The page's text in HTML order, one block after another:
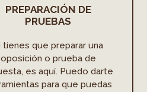
PREPARACIÓN DE
PRUEBAS
tienes que preparar una
oposición o prueba de
es aquí. Puedo darte
para que puedas